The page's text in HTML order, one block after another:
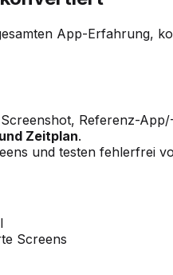
App-Erfahrung,
Referenz-
Zeitplan.
und testen fehlerfrei
Screens